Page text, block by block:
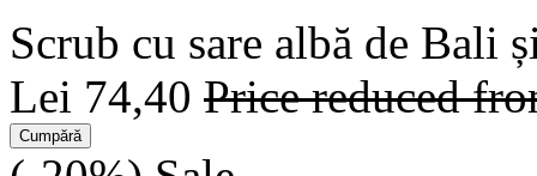
Scrub cu sare albă de Bali
Lei 74,40 Price reduced
Cumpără